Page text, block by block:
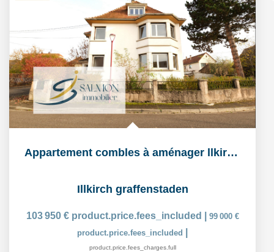
Appartement combles à aménager llkirch Graffenstaden 44,3m2...
Illkirch graffenstaden
103 950 € product.price.fees_included
99 000 €
product.price.fees_included
product.price.fees_charges.full